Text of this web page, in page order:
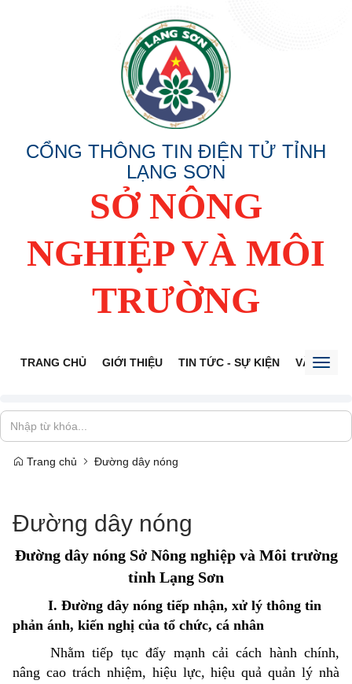
CỔNG THÔNG TIN ĐIỆN TỬ TỈNH
LẠNG SƠN
SỞ NÔNG
NGHIỆP VÀ MÔI
TRƯỜNG
TRANG CHỦ GIỚI THIỆU TIN TỨC - SỰ KIỆN VĂN BẢN
Trang chủ Đường dây nóng
Đường dây nóng
Đường dây nóng Sở Nông nghiệp và Môi trường
tỉnh Lạng Sơn
I. Đường dây nóng tiếp nhận, xử lý thông tin
phản ánh, kiến nghị của tổ chức, cá nhân
Nhằm tiếp tục đẩy mạnh cải cách hành chính,
nâng cao trách nhiệm, hiệu lực, hiệu quả quản lý nhà